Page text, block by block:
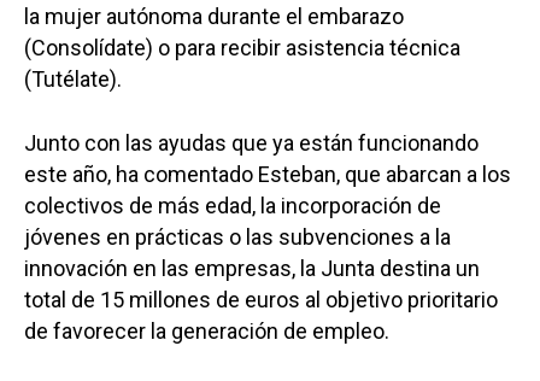
la mujer autónoma durante el embarazo
(Consolídate) o para recibir asistencia técnica
(Tutélate).
Junto con las ayudas que ya están funcionando
este año, ha comentado Esteban, que abarcan a los
colectivos de más edad, la incorporación de
jóvenes en prácticas o las subvenciones a la
innovación en las empresas, la Junta destina un
total de 15 millones de euros al objetivo prioritario
de favorecer la generación de empleo.